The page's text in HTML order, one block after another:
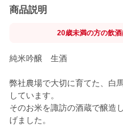
商品説明
20歳未満の方の飲
純米吟醸 生酒
弊社農場で大切に育てた、白
しています。
そのお米を諏訪の酒蔵で醸造
げました。